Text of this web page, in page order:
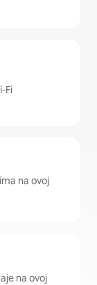
Fi
na ovoj
na ovoj